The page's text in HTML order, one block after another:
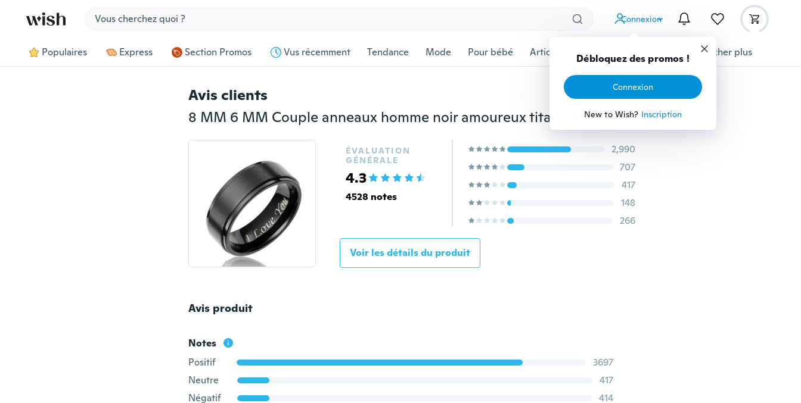
Connexion
Débloquez des promos !
Connexion
New to Wish? Inscription
Populaires Express Section Promos Vus récemment Tendance Mode Pour bébé Articles pour animaux domestiques Afficher plus
Avis clients
8 MM 6 MM Couple anneaux homme noir amoureux titane bague de mariage gravé "je t'aime"
ÉVALUATION
GÉNÉRALE
4.3
4528 notes
2,990
707
417
148
266
Voir les détails du produit
Avis produit
Notes
Positif
3697
Neutre
417
Négatif
414